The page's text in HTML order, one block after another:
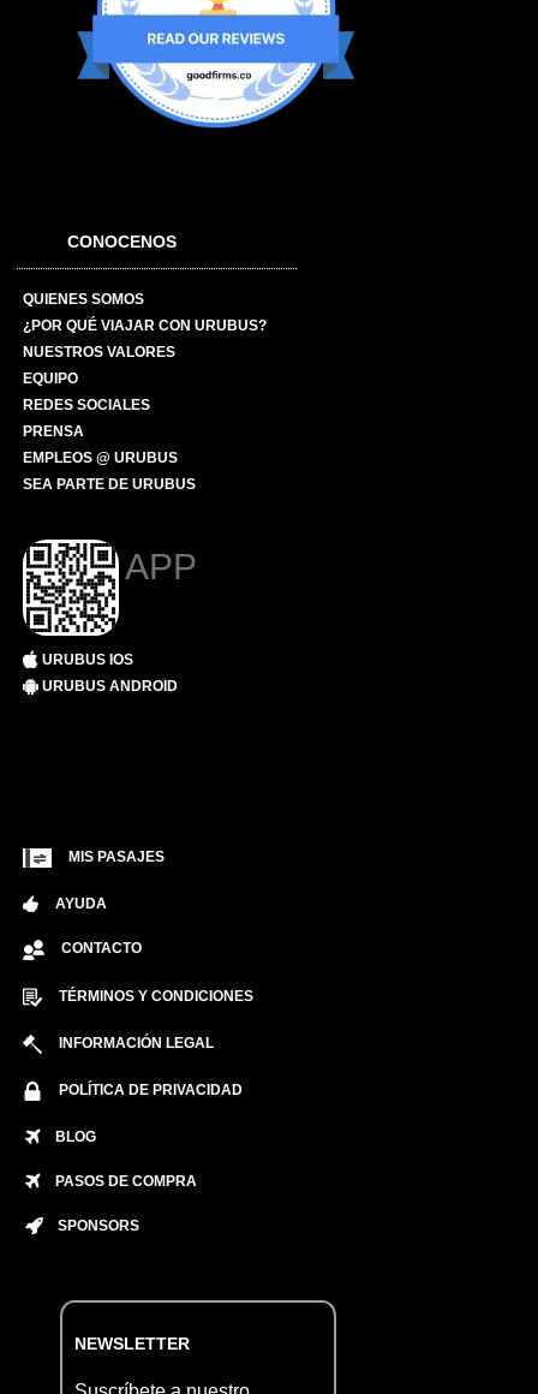
CONOCENOS
QUIENES SOMOS
¿POR QUÉ VIAJAR CON URUBUS?
NUESTROS VALORES
EQUIPO
REDES SOCIALES
PRENSA
EMPLEOS @ URUBUS
SEA PARTE DE URUBUS
APP
URUBUS IOS
URUBUS ANDROID
MIS PASAJES
AYUDA
CONTACTO
TÉRMINOS Y CONDICIONES
INFORMACIÓN LEGAL
POLÍTICA DE PRIVACIDAD
BLOG
PASOS DE COMPRA
SPONSORS
NEWSLETTER